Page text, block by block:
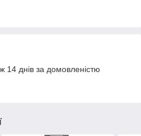
14 днів за домовленістю